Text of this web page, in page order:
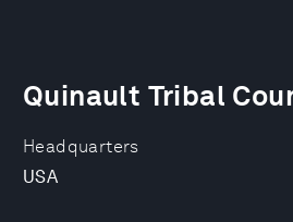
Headquarters
USA
Quinault Tribal